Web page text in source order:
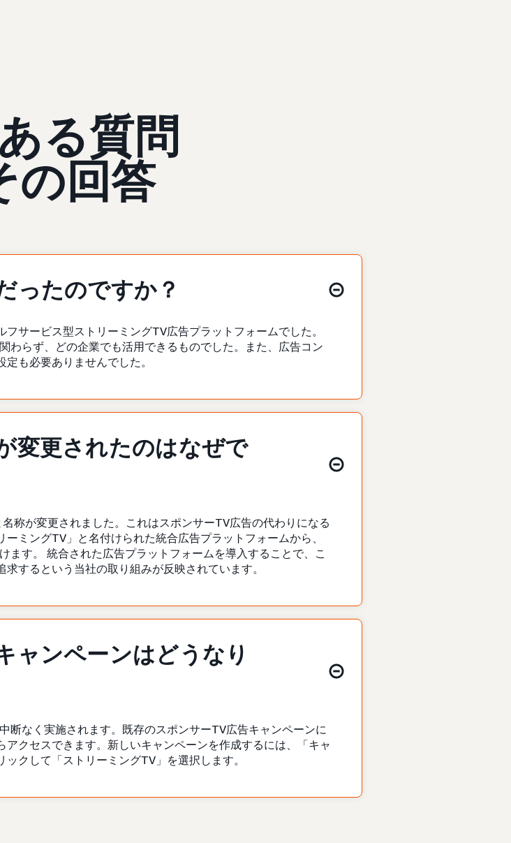
る質問
の回答
ったのですか？
サービス型ストリーミングTV広告プラットフォームでした。
わらず、どの企業でも活用できるものでした。また、広告コン
も必要ありませんでした。
変更されたのはなぜで
称が変更されました。これはスポンサーTV広告の代わりになる
ミングTV」と名付けられた統合広告プラットフォームから、
ます。 統合された広告プラットフォームを導入することで、こ
するという当社の取り組みが反映されています。
ャンペーンはどうなり
断なく実施されます。既存のスポンサーTV広告キャンペーンに
クセスできます。新しいキャンペーンを作成するには、「キャ
クして「ストリーミングTV」を選択します。